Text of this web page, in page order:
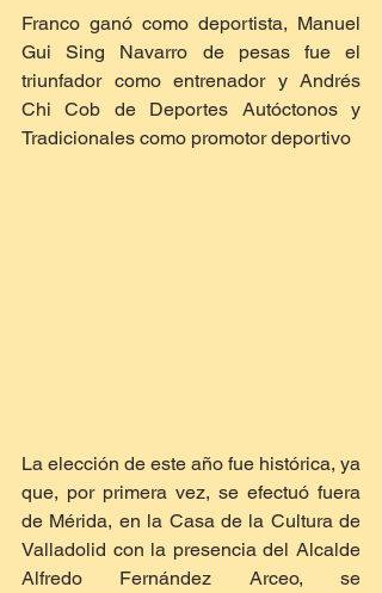
Franco ganó como deportista, Manuel
Gui Sing Navarro de pesas fue el
triunfador como entrenador y Andrés
Chi Cob de Deportes Autóctonos y
Tradicionales como promotor deportivo
La elección de este año fue histórica, ya
que, por primera vez, se efectuó fuera
de Mérida, en la Casa de la Cultura de
Valladolid con la presencia del Alcalde
Alfredo Fernández Arceo, se